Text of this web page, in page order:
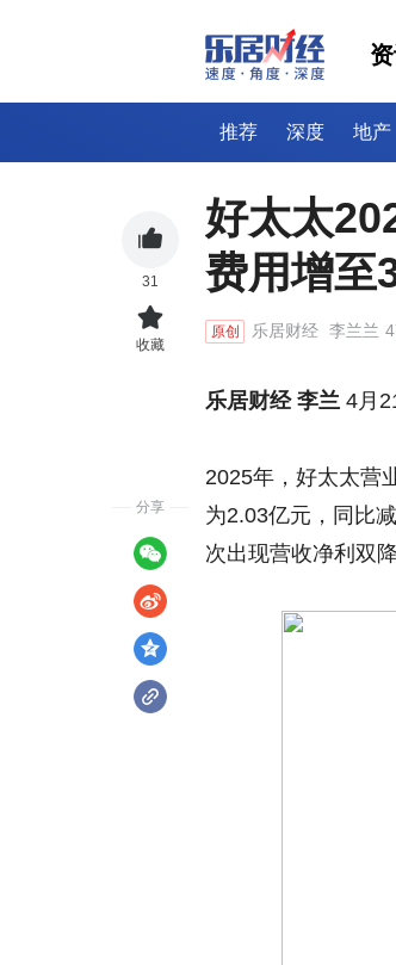
推荐 深度 地产
好太太
费用增至
原创 乐居财经 李兰兰
乐居财经 李兰 4月
2025年，好太太营
为2.03亿元，同比
次出现营收净利双降
31
收藏
分享